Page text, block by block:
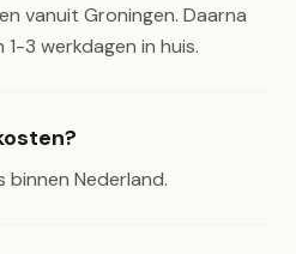
vanuit Groningen. Daarna
3 werkdagen in huis.
binnen Nederland.